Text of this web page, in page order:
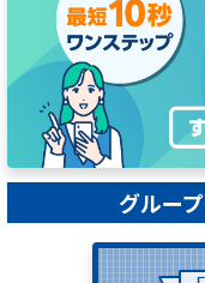
グルー